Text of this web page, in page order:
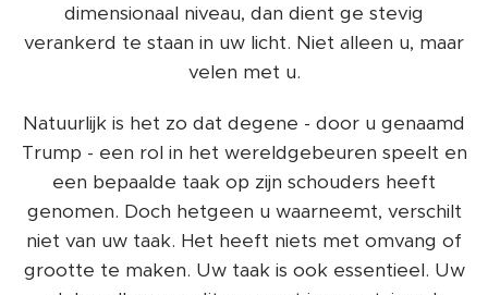
dimensionaal niveau, dan dient ge stevig
verankerd te staan in uw licht. Niet alleen u, maar
velen met u.
Natuurlijk is het zo dat degene - door u genaamd
Trump - een rol in het wereldgebeuren speelt en
een bepaalde taak op zijn schouders heeft
genomen. Doch hetgeen u waarneemt, verschilt
niet van uw taak. Het heeft niets met omvang of
grootte te maken. Uw taak is ook essentieel. Uw